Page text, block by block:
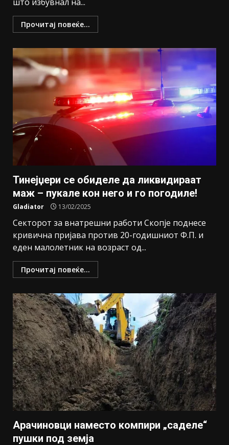
Прочитај повеќе...
Тинејџери се обиделе да ликвидираат
маж – пукале кон него и го погодиле!
Gladiator 13/02/2025
Секторот за внатрешни работи Скопје поднесе
кривична пријава против 20-годишниот Ф.П. и
еден малолетник на возраст од...
Прочитај повеќе...
Арачиновци наместо компири „саделе“
пушки под земја